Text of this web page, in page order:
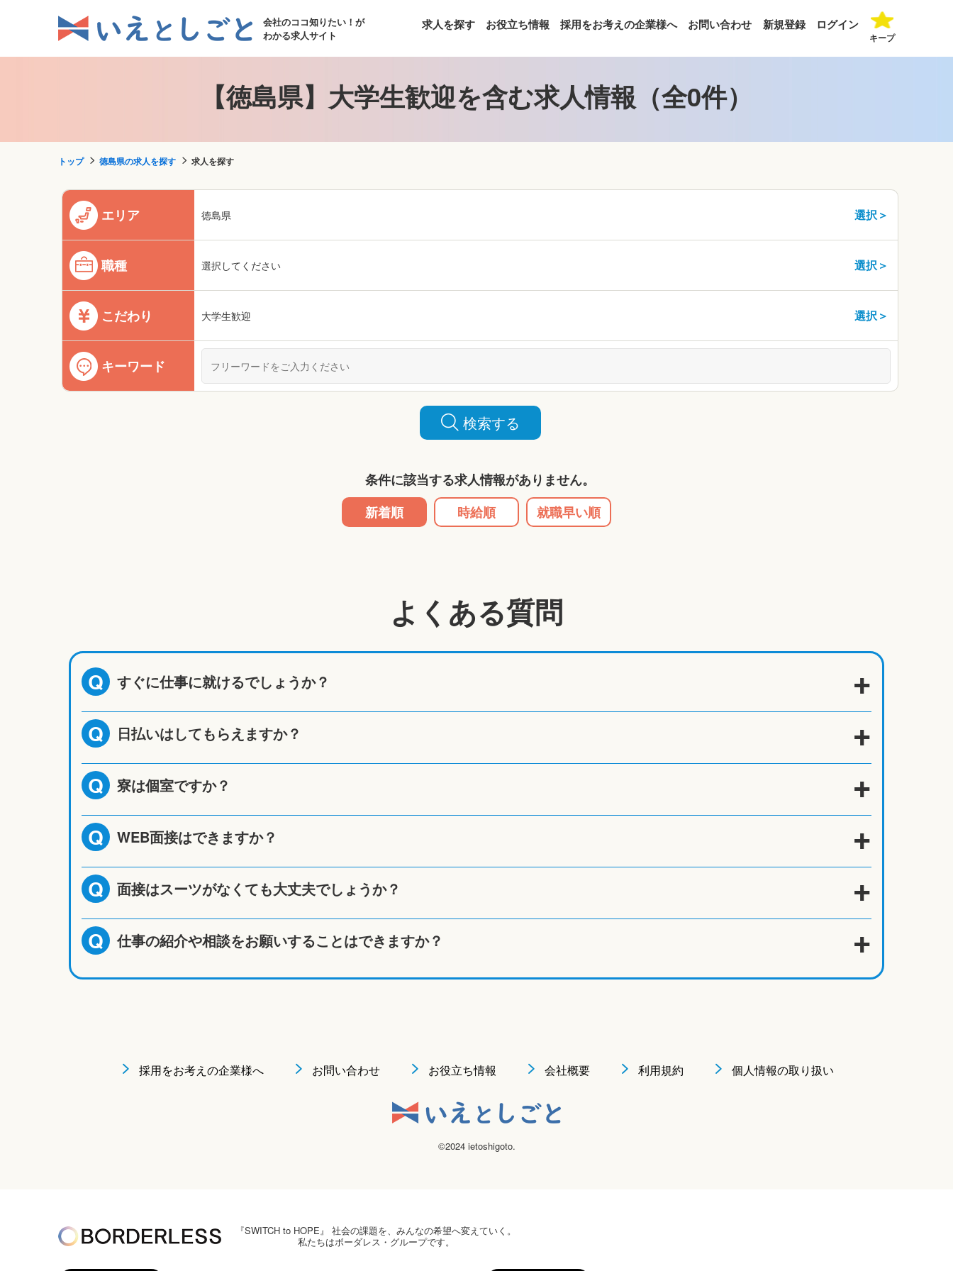
会社のココ知りたい！が
わかる求人サイト
求人を探す お役立ち情報 採用をお考えの企業様へ お問い合わせ 新規登録 ログイン
キープ
【徳島県】大学生歓迎を含む求人情報（全0件）
トップ 徳島県の求人を探す 求人を探す
エリア 徳島県 選択＞
職種 選択してください 選択＞
こだわり 大学生歓迎 選択＞
キーワード
検索する
条件に該当する求人情報がありません。
新着順
時給順 就職早い順
よくある質問
Q すぐに仕事に就けるでしょうか？
Q 日払いはしてもらえますか？
Q 寮は個室ですか？
Q WEB面接はできますか？
Q 面接はスーツがなくても大丈夫でしょうか？
Q 仕事の紹介や相談をお願いすることはできますか？
採用をお考えの企業様へ お問い合わせ お役立ち情報 会社概要 利用規約 個人情報の取り扱い
©2024 ietoshigoto.
『SWITCH to HOPE』 社会の課題を、みんなの希望へ変えていく。
私たちはボーダレス・グループです。